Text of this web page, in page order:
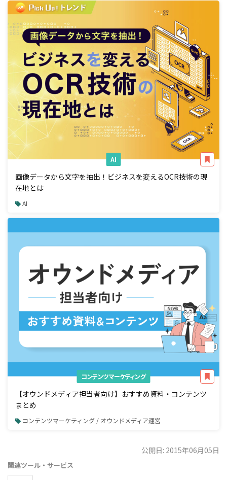
AI
画像データから文字を抽出！ビジネスを変えるOCR技術の現
在地とは
AI
コンテンツマーケティング
【オウンドメディア担当者向け】おすすめ資料・コンテンツ
まとめ
コンテンツマーケティング / オウンドメディア運営
公開日: 2015年06月05日
関連ツール・サービス